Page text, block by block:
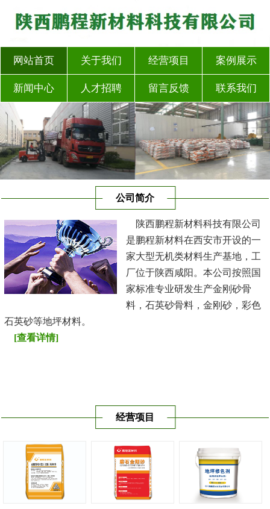
网站首页 关于我们 经营项目 案例展示
新闻中心 人才招聘 留言反馈 联系我们
公司简介
陕西鹏程新材料科技有限公司
是鹏程新材料在西安市开设的一
家大型无机类材料生产基地，工
厂位于陕西咸阳。本公司按照国
家标准专业研发生产金刚砂骨
料，石英砂骨料，金刚砂，彩色
石英砂等地坪材料。
[查看详情]
经营项目